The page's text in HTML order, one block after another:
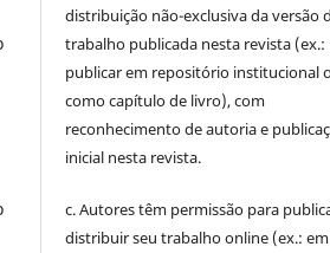
distribuição não-exclusiva da versão
trabalho publicada nesta revista (ex.:
publicar em repositório institucional
como capítulo de livro), com
reconhecimento de autoria e
inicial nesta revista.
c. Autores têm permissão para
distribuir seu trabalho online (ex.: em